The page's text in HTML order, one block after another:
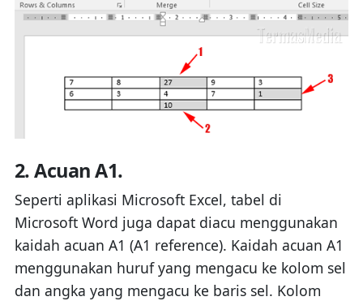
2. Acuan A1.
Seperti aplikasi Microsoft Excel, tabel di
Microsoft Word juga dapat diacu menggunakan
kaidah acuan A1 (A1 reference). Kaidah acuan A1
menggunakan huruf yang mengacu ke kolom sel
dan angka yang mengacu ke baris sel. Kolom